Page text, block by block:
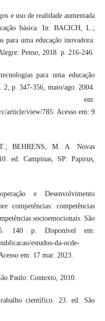
e uso de realidade aumentada
básica. In: BACICH, L.;
uma educação inovadora:
Penso, 2018. p. 216-246.
para uma educação
2, p. 347-356, maio/ago. 2004.
em:
article/view/785. Acesso em: 9
BEHRENS, M. A. Novas
ed. Campinas, SP: Papirus,
e Desenvolvimento
competências: competências
socioemocionais. São
140 p. Disponível em:
estudos-da-ocde-
em: 17 mar. 2023.
Paulo: Contexto, 2010.
científico. 23. ed. São